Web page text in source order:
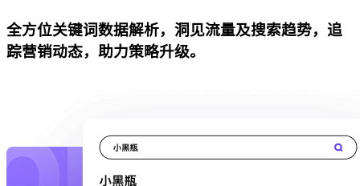
全方位关键词数据解析，洞见流量及搜索趋势，追
踪营销动态，助力策略升级。